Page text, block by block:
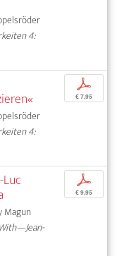
4:
4:
p
€ 7,95
Magun
p
€ 9,95